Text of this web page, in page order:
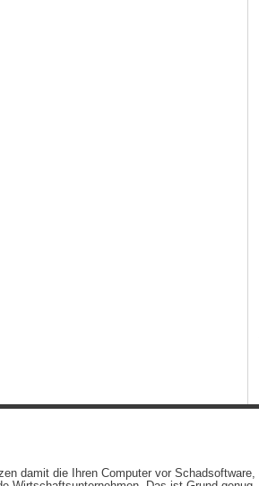
(RSS)undKommentare (RSS).
damit die Ihren Computer vor Schadsoftware,